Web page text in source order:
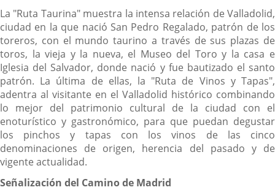
La "Ruta Taurina" muestra la intensa relación de Valladolid,
ciudad en la que nació San Pedro Regalado, patrón de los
toreros, con el mundo taurino a través de sus plazas de
toros, la vieja y la nueva, el Museo del Toro y la casa e
Iglesia del Salvador, donde nació y fue bautizado el santo
patrón. La última de ellas, la "Ruta de Vinos y Tapas",
adentra al visitante en el Valladolid histórico combinando
lo mejor del patrimonio cultural de la ciudad con el
enoturístico y gastronómico, para que puedan degustar
los pinchos y tapas con los vinos de las cinco
denominaciones de origen, herencia del pasado y de
vigente actualidad.
Señalización del Camino de Madrid